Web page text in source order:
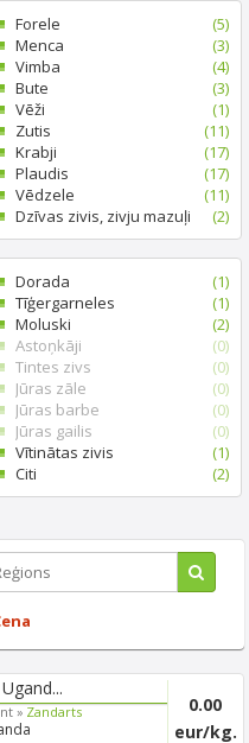
Forele
(5)
Menca
(3)
Vimba
(4)
Bute
(3)
Vēži
(1)
Zutis
(11)
Krabji
(17)
Plaudis
(17)
Vēdzele
(11)
Dzīvas zivis, zivju mazuļi
(2)
Dorada
(1)
Tīģergarneles
(1)
Moluski
(2)
Astoņkāji
(0)
Tintes zivs
(0)
Jūras zāle
(0)
Jūras barbe
(0)
Jūras gailis
(0)
Vītinātas zivis
(1)
Citi
(2)
» Zandarts
0.00
eur/kg.